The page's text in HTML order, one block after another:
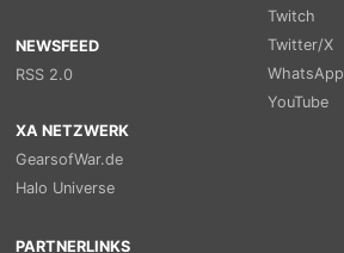
NEWSFEED
RSS 2.0
Twitch
Twitter/X
WhatsApp
YouTube
XA NETZWERK
GearsofWar.de
Halo Universe
PARTNERLINKS